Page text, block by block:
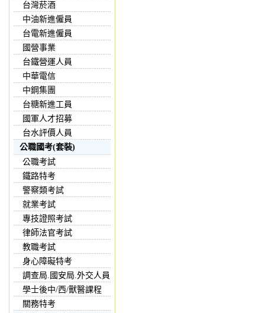
台灣菸酒
中油新進僱員
台電新進僱員
國營事業
台鐵營運人員
中華電信
中鋼集團
台糖新進工員
國軍人才招募
台水評價人員
公職國考(套裝)
公職考試
鐵路特考
警察類考試
就業考試
專技證照考試
律師法官考試
教職考試
身心障礙特考
調查局.國安局.外交人員
學士後中/西/獸醫課程
關務特考